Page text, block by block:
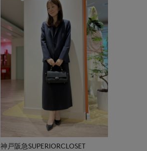
神戸阪急SUPERIORCLOSET